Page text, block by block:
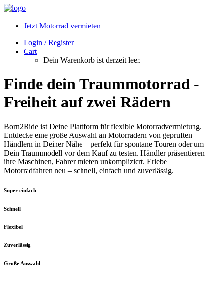
Jetzt Motorrad vermieten
Login / Register
Cart
Dein Warenkorb ist derzeit leer.
Finde dein Traummotorrad -
Freiheit auf zwei Rädern
Born2Ride ist Deine Plattform für flexible Motorradvermietung.
Entdecke eine große Auswahl an Motorrädern von geprüften
Händlern in Deiner Nähe – perfekt für spontane Touren oder um
Dein Traummodell vor dem Kauf zu testen. Händler präsentieren
ihre Maschinen, Fahrer mieten unkompliziert. Erlebe
Motorradfahren neu – schnell, einfach und zuverlässig.
Super einfach
Schnell
Flexibel
Zuverlässig
Große Auswahl